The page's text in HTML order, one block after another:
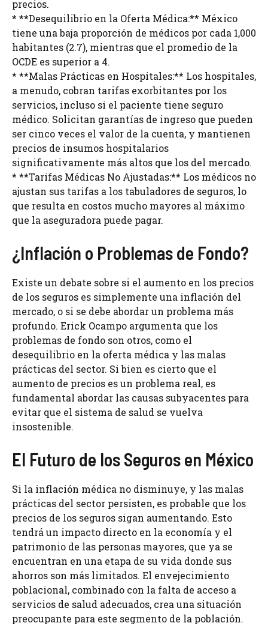
precios.
* **Desequilibrio en la Oferta Médica:** México
tiene una baja proporción de médicos por cada 1,000
habitantes (2.7), mientras que el promedio de la
OCDE es superior a 4.
* **Malas Prácticas en Hospitales:** Los hospitales,
a menudo, cobran tarifas exorbitantes por los
servicios, incluso si el paciente tiene seguro
médico. Solicitan garantías de ingreso que pueden
ser cinco veces el valor de la cuenta, y mantienen
precios de insumos hospitalarios
significativamente más altos que los del mercado.
* **Tarifas Médicas No Ajustadas:** Los médicos no
ajustan sus tarifas a los tabuladores de seguros, lo
que resulta en costos mucho mayores al máximo
que la aseguradora puede pagar.
¿Inflación o Problemas de Fondo?
Existe un debate sobre si el aumento en los precios
de los seguros es simplemente una inflación del
mercado, o si se debe abordar un problema más
profundo. Erick Ocampo argumenta que los
problemas de fondo son otros, como el
desequilibrio en la oferta médica y las malas
prácticas del sector. Si bien es cierto que el
aumento de precios es un problema real, es
fundamental abordar las causas subyacentes para
evitar que el sistema de salud se vuelva
insostenible.
El Futuro de los Seguros en México
Si la inflación médica no disminuye, y las malas
prácticas del sector persisten, es probable que los
precios de los seguros sigan aumentando. Esto
tendrá un impacto directo en la economía y el
patrimonio de las personas mayores, que ya se
encuentran en una etapa de su vida donde sus
ahorros son más limitados. El envejecimiento
poblacional, combinado con la falta de acceso a
servicios de salud adecuados, crea una situación
preocupante para este segmento de la población.